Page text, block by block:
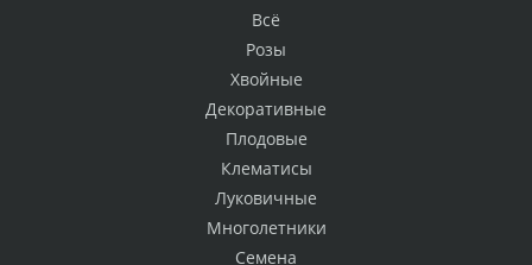
Всё
Розы
Хвойные
Декоративные
Плодовые
Клематисы
Луковичные
Многолетники
Семена